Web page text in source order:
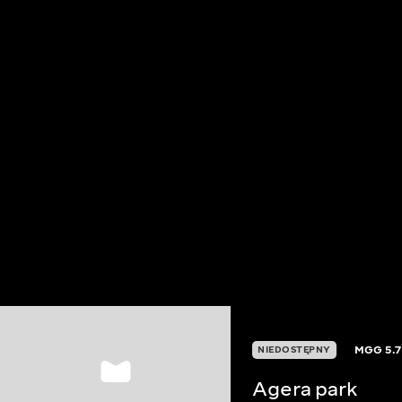
NIEDOSTĘPNY MGG5.7
Agera park